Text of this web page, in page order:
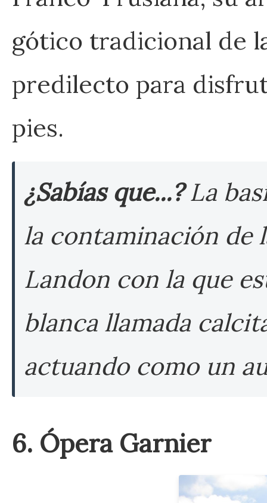
gótico tradicional de
predilecto para
pies.
¿Sabías que...?La
la contaminación de
Landon con la que
blanca llamada
actuando como un
6. Ópera Garnier